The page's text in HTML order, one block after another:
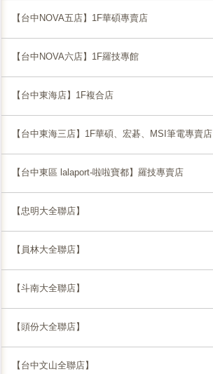
【台中NOVA五店】1F華碩專賣店
【台中NOVA六店】1F羅技專館
【台中東海店】1F複合店
【台中東海三店】1F華碩、宏碁、MSI筆電專賣店
【台中東區 lalaport-啦啦寶都】羅技專賣店
【忠明大全聯店】
【員林大全聯店】
【斗南大全聯店】
【頭份大全聯店】
【台中文山全聯店】